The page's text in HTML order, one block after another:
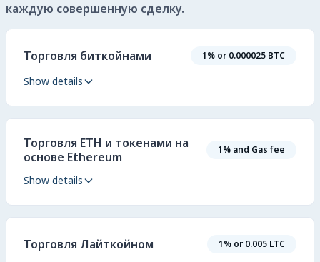
каждую совершенную сделку.
Торговля биткойнами 1% or 0.000025 BTC
Show details
Торговля ETH и токенами на
основе Ethereum
1% and Gas fee
Show details
Торговля Лайткойном 1% or 0.005 LTC